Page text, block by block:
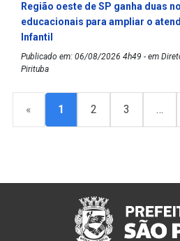
Região oeste de SP ganha duas
educacionais para ampliar o
Infantil
Publicado em: 06/08/2026 4h49 - em
Pirituba
« 1 2 3 …